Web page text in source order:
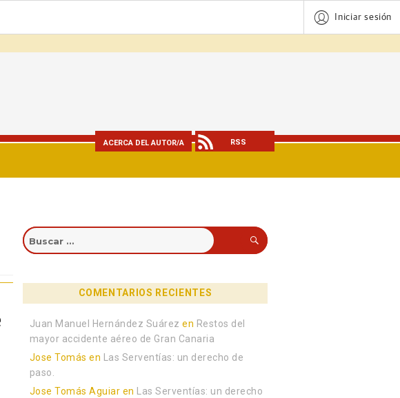
Iniciar sesión
ACERCA DEL AUTOR/A RSS
Buscar
por:
Buscar
COMENTARIOS RECIENTES
Juan Manuel Hernández Suárez en Restos del
mayor accidente aéreo de Gran Canaria
Jose Tomás en Las Serventías: un derecho de
paso.
Jose Tomás Aguiar en Las Serventías: un derecho